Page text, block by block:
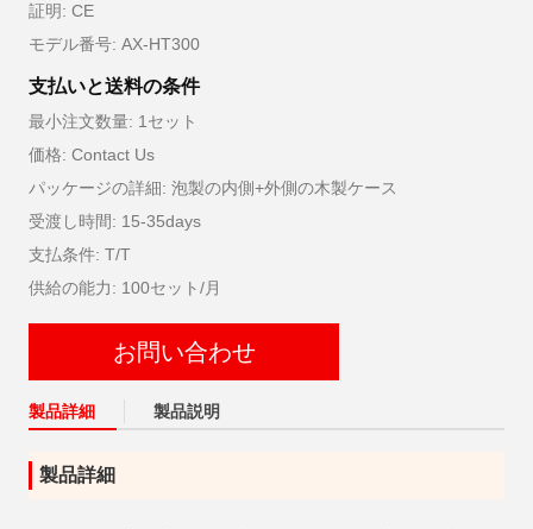
証明: CE
モデル番号: AX-HT300
支払いと送料の条件
最小注文数量: 1セット
価格: Contact Us
パッケージの詳細: 泡製の内側+外側の木製ケース
受渡し時間: 15-35days
支払条件: T/T
供給の能力: 100セット/月
お問い合わせ
製品詳細 製品説明
製品詳細